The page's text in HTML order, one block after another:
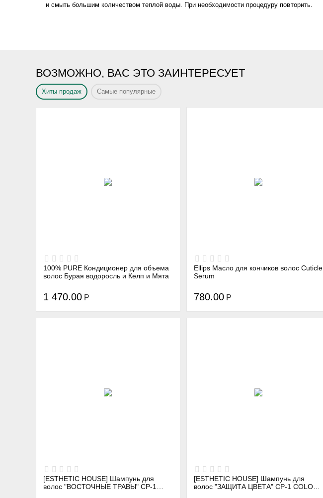
и смыть большим количеством теплой воды. При необходимости процедуру повторить.
ВОЗМОЖНО, ВАС ЭТО ЗАИНТЕРЕСУЕТ
Хиты продаж Самые популярные
100% PURE Кондиционер для объема
волос Бурая водоросль и Келп и Мята
1 470.00 Р
Ellips Масло для кончиков волос Cuticle
Serum
780.00 Р
[ESTHETIC HOUSE] Шампунь для
волос "ВОСТОЧНЫЕ ТРАВЫ" CP-1
[ESTHETIC HOUSE] Шампунь для
волос "ЗАЩИТА ЦВЕТА" CP-1 COLOR